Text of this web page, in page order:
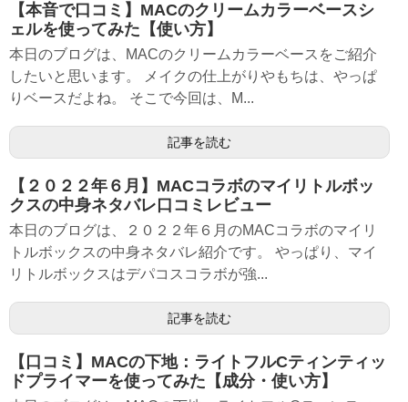
【本音で口コミ】MACのクリームカラーベースシ
ェルを使ってみた【使い方】
本日のブログは、MACのクリームカラーベースをご紹介
したいと思います。 メイクの仕上がりやもちは、やっぱ
りベースだよね。 そこで今回は、M...
記事を読む
【２０２２年６月】MACコラボのマイリトルボッ
クスの中身ネタバレ口コミレビュー
本日のブログは、２０２２年６月のMACコラボのマイリ
トルボックスの中身ネタバレ紹介です。 やっぱり、マイ
リトルボックスはデパコスコラボが強...
記事を読む
【口コミ】MACの下地：ライトフルCティンティッ
ドプライマーを使ってみた【成分・使い方】